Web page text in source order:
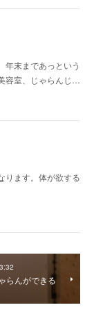
年末まであっという
容室、じゃらんじ…
ります。体が欲する
らんができる